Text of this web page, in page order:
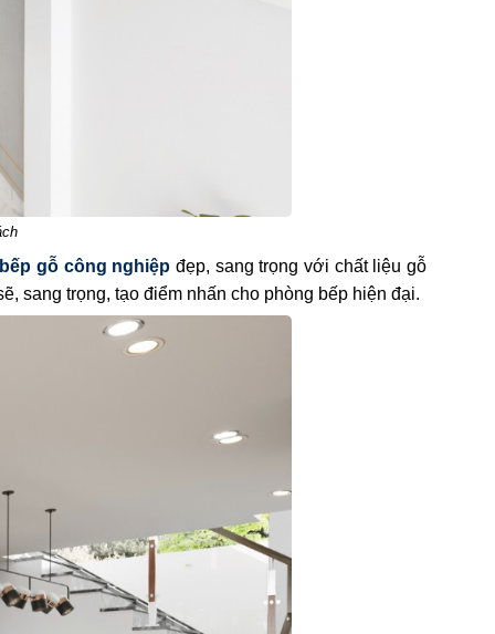
gỗ công nghiệp đẹp, sang trọng với chất liệu gỗ
sang trọng, tạo điểm nhấn cho phòng bếp hiện đại.